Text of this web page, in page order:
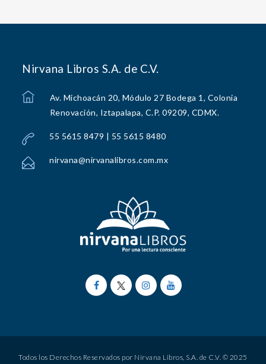
Nirvana Libros S.A. de C.V.
Av. Michoacán 20, Módulo 27 Bodega 1, Colonia
Renovación, Iztapalapa, C.P. 09209, CDMX.
55 5615 8479 | 55 5615 8480
nirvana@nirvanalibros.com.mx
Todos los Derechos Reservados por Nirvana Libros, S.A. de C.V. © 2025